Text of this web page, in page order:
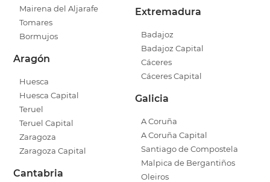
Mairena del Aljarafe
Tomares
Bormujos
Aragón
Huesca
Huesca Capital
Teruel
Teruel Capital
Zaragoza
Zaragoza Capital
Cantabria
Extremadura
Badajoz
Badajoz Capital
Cáceres
Cáceres Capital
Galicia
A Coruña
A Coruña Capital
Santiago de Compostela
Malpica de Bergantiños
Oleiros